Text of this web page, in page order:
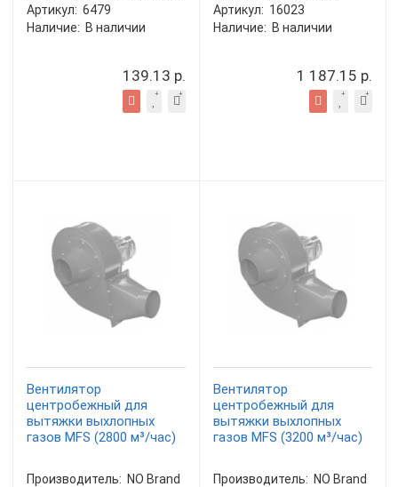
Артикул: 6479
Наличие: В наличии
139.13 р.
Артикул: 16023
Наличие: В наличии
1 187.15 р.
Вентилятор
центробежный для
вытяжки выхлопных
газов MFS (2800 м³/час)
Производитель: NO Brand
Вентилятор
центробежный для
вытяжки выхлопных
газов MFS (3200 м³/час)
Производитель: NO Brand